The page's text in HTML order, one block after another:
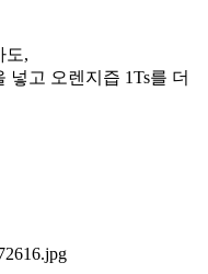
도,
넣고 오렌지즙 1Ts를 더